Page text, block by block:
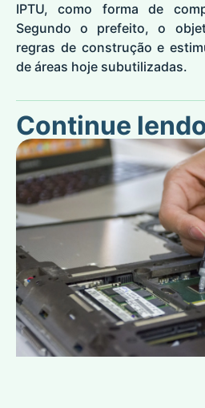
IPTU, como forma de
Segundo o prefeito, o
regras de construção e
de áreas hoje subutilizadas.
Continue